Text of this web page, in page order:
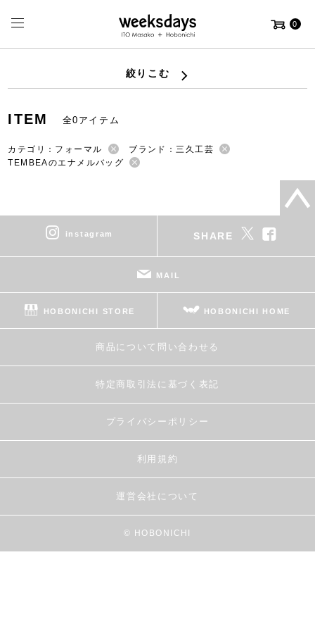
0
絞りこむ
ITEM 全0アイテム
カテゴリ：フォーマル
ブランド：三久工芸
TEMBEAのエナメルバッグ
instagram SHARE
MAIL
HOBONICHI STORE HOBONICHI HOME
商品について問い合わせる
特定商取引法に基づく表記
プライバシーポリシー
利用規約
運営会社について
© HOBONICHI